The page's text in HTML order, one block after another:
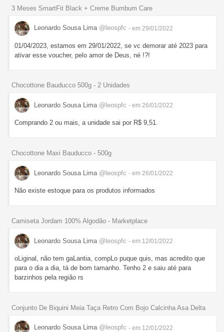
3 Meses SmartFit Black + Creme Bumbum Care
Leonardo Sousa Lima @leospfc - em 29/01/2022
01/04/2023, estamos em 29/01/2022, se vc demorar até 2023 para
ativar esse voucher, pelo amor de Deus, né !?!
Chocottone Bauducco 500g - 2 Unidades
Leonardo Sousa Lima @leospfc - em 26/01/2022
Comprando 2 ou mais, a unidade sai por R$ 9,51.
Chocottone Maxi Bauducco - 500g
Leonardo Sousa Lima @leospfc - em 26/01/2022
Não existe estoque para os produtos informados
Camiseta Jordam 100% Algodão - Marketplace
Leonardo Sousa Lima @leospfc - em 12/01/2022
oLiginal, não tem gaLantia, compLo puque quis, mas acredito que
para o dia a dia, tá de bom tamanho. Tenho 2 e saiu até para
barzinhos pela região rs
Conjunto De Biquini Meia Taça Retro Com Bojo Calcinha Asa Delta
Leonardo Sousa Lima @leospfc - em 12/01/2022